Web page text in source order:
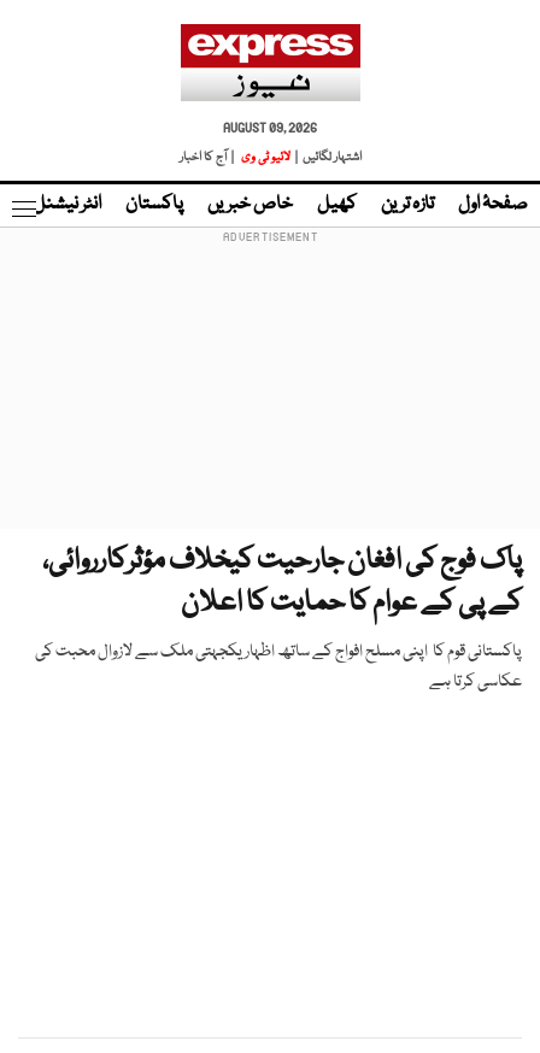
AUGUST 09, 2026
اشتہار لگائیں |
لائیو ٹی وی | آج کا اخبار
صفحۂ اول تازہ ترین کھیل خاص خبریں پاکستان انٹر نیشنل
پاک فوج کی افغان جارحیت کیخلاف مؤثرکارروائی،
کے پی کے عوام کا حمایت کا اعلان
پاکستانی قوم کا اپنی مسلح افواج کے ساتھ اظہار یکجہتی ملک سے لازوال محبت کی
عکاسی کرتا ہے